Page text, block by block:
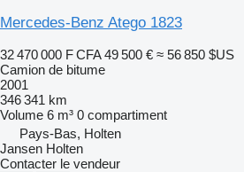
Mercedes-Benz Atego 1823
32 470 000 F CFA 49 500 € ≈ 56 850 $US
Camion de bitume
2001
346 341 km
Volume 6 m³ 0 compartiment
Pays-Bas, Holten
Jansen Holten
Contacter le vendeur